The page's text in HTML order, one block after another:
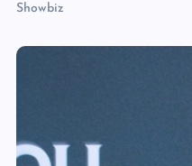
Showbiz